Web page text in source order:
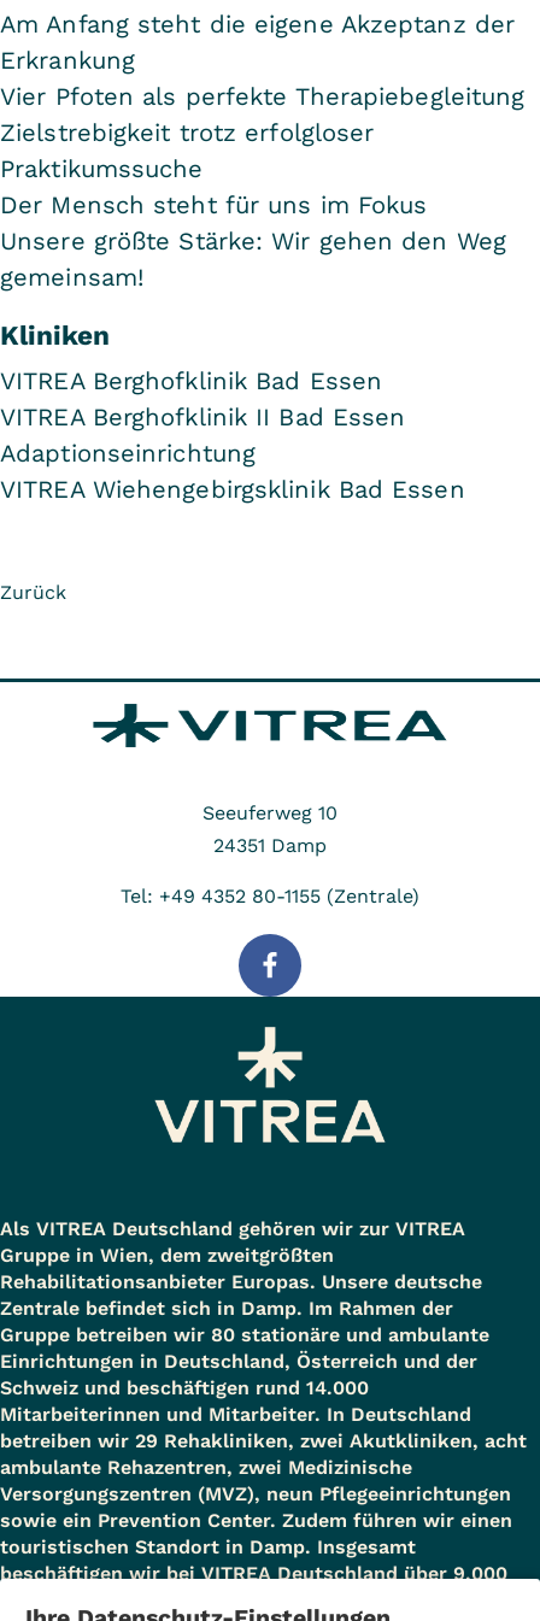
Am Anfang steht die eigene Akzeptanz der
Erkrankung
Vier Pfoten als perfekte Therapiebegleitung
Zielstrebigkeit trotz erfolgloser
Praktikumssuche
Der Mensch steht für uns im Fokus
Unsere größte Stärke: Wir gehen den Weg
gemeinsam!
Kliniken
VITREA Berghofklinik Bad Essen
VITREA Berghofklinik II Bad Essen
Adaptionseinrichtung
VITREA Wiehengebirgsklinik Bad Essen
Zurück
Seeuferweg 10
24351 Damp
Tel: +49 4352 80-1155 (Zentrale)
Als VITREA Deutschland gehören wir zur VITREA
Gruppe in Wien, dem zweitgrößten
Rehabilitationsanbieter Europas. Unsere deutsche
Zentrale befindet sich in Damp. Im Rahmen der
Gruppe betreiben wir 80 stationäre und ambulante
Einrichtungen in Deutschland, Österreich und der
Schweiz und beschäftigen rund 14.000
Mitarbeiterinnen und Mitarbeiter. In Deutschland
betreiben wir 29 Rehakliniken, zwei Akutkliniken, acht
ambulante Rehazentren, zwei Medizinische
Versorgungszentren (MVZ), neun Pflegeeinrichtungen
sowie ein Prevention Center. Zudem führen wir einen
touristischen Standort in Damp. Insgesamt
beschäftigen wir bei VITREA Deutschland über 9.000